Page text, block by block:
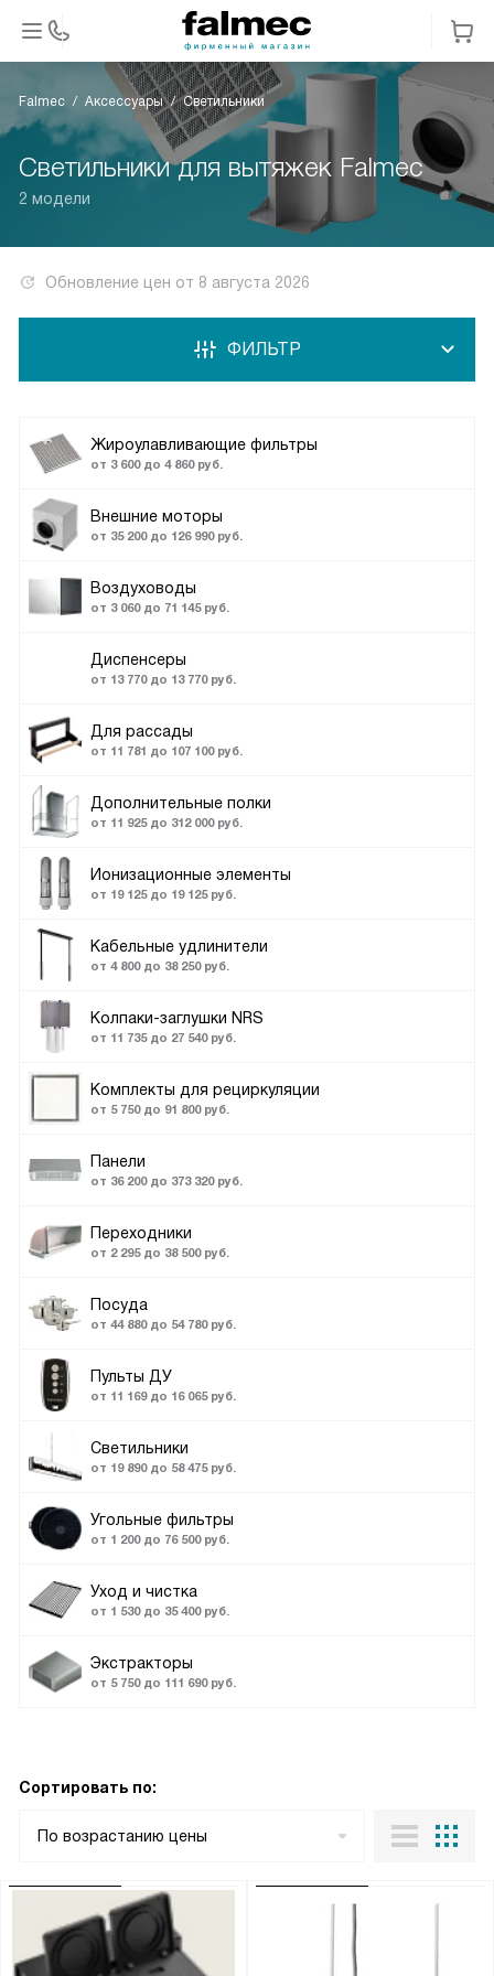
Falmec Аксессуары Светильники
Светильники для вытяжек Falmec
2 модели
Обновление цен от 8 августа 2026
Жироулавливающие фильтры
от 3 600 до 4 860 руб.
Внешние моторы
от 35 200 до 126 990 руб.
Воздуховоды
от 3 060 до 71 145 руб.
Диспенсеры
от 13 770 до 13 770 руб.
Для рассады
от 11 781 до 107 100 руб.
Дополнительные полки
от 11 925 до 312 000 руб.
Ионизационные элементы
от 19 125 до 19 125 руб.
Кабельные удлинители
от 4 800 до 38 250 руб.
Колпаки-заглушки NRS
от 11 735 до 27 540 руб.
Комплекты для рециркуляции
от 5 750 до 91 800 руб.
Панели
от 36 200 до 373 320 руб.
Переходники
от 2 295 до 38 500 руб.
Посуда
от 44 880 до 54 780 руб.
Пульты ДУ
от 11 169 до 16 065 руб.
Светильники
от 19 890 до 58 475 руб.
Угольные фильтры
от 1 200 до 76 500 руб.
Уход и чистка
от 1 530 до 35 400 руб.
Экстракторы
от 5 750 до 111 690 руб.
ФИЛЬТР
Сортировать по:
По возрастанию цены